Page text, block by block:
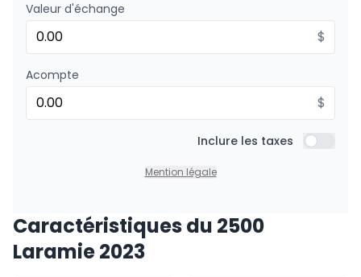
Financement sur 48 mois
Financement sur 48 mois
0.00 $ d'acompte • 8.99%
À partir de :
Financement sur 36 mois
499 $/Sem.
Financement sur 24 mois
Financement sur 24 mois
À partir de :
Valeur d'échange
$
Acompte
$
Inclure les taxes Inclure
Mention légale
Caractéristiques du 2500
Laramie 2023